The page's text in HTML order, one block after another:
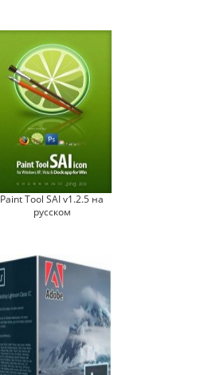
Paint Tool SAI v1.2.5 на
русском